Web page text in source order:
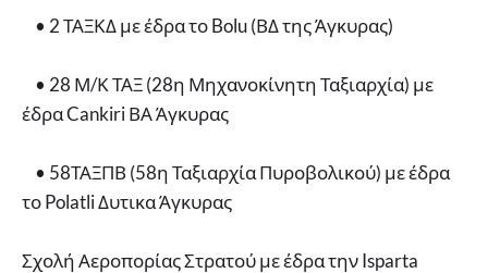
• 2 ΤΑΞΚΔ με έδρα το Bolu (ΒΔ της Άγκυρας)
• 28 Μ/Κ ΤΑΞ (28η Μηχανοκίνητη Ταξιαρχία) με
έδρα Cankiri ΒΑ Άγκυρας
• 58ΤΑΞΠΒ (58η Ταξιαρχία Πυροβολικού) με έδρα
το Polatli Δυτικα Άγκυρας
Σχολή Αεροπορίας Στρατού με έδρα την Isparta